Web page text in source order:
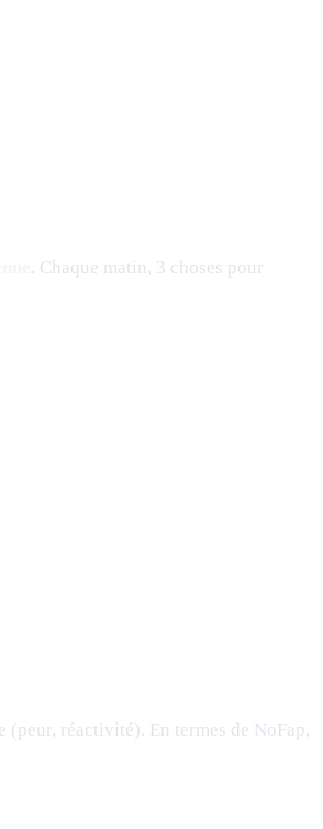
. Chaque matin, 3 choses pour
réactivité). En termes de NoFap,